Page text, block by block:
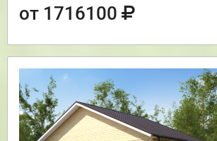
от 1716100